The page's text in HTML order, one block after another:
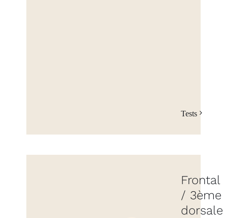
Tests
Frontal
/ 3ème
dorsale